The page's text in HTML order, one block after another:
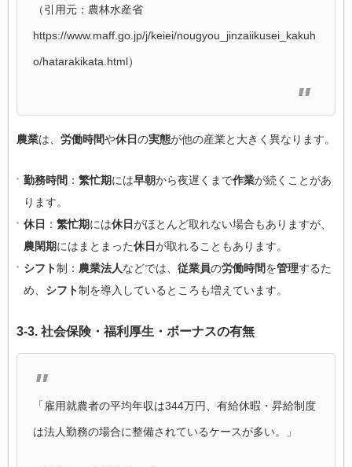
（引用元：農林水産省
https://www.maff.go.jp/j/keiei/nougyou_jinzaiikusei_kakuh
o/hatarakikata.html）
農業は、 労働時間や休日の実態が他の産業と大きく異なります。
勤務時間 ： 繁忙期には早朝から夜遅くまで作業が続くことがあ
ります。
休日 ： 繁忙期には休日がほとんど取れない場合もありますが、
農閑期にはまとまった休日が取れることもあります。
シフト制： 農業法人などでは、 従業員の労働時間を管理するた
め、 シフト制を導入しているところも増えています。
3-3. 社会保険・ 福利厚生 ・ ボーナスの有無
「雇用就農者の平均年収は344万円、有給休暇・昇給制度
は法人勤務の場合に整備されているケースが多い。」